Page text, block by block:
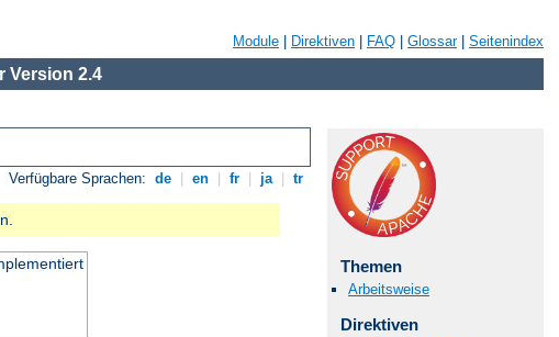
Module Direktiven FAQ Glossar| Seitenindex
Version 2.4
Verfügbare Sprachen: de en fr ja tr
Themen
Arbeitsweise
Direktiven